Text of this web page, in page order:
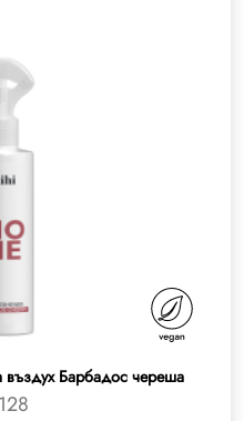
Барбадос череша